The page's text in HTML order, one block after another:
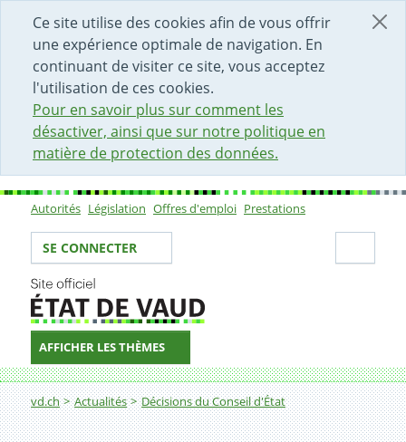
Ce site utilise des cookies afin de vous offrir
une expérience optimale de navigation. En
continuant de visiter ce site, vous acceptez
l'utilisation de ces cookies.
Pour en savoir plus sur comment les
désactiver, ainsi que sur notre politique en
matière de protection des données.
DÉBUT DU CONTENU DE LA PAGE
ACCÈS AU CHAMP DE RECHERCHE
PAGE D'ACCUEIL
FORMULAIRE DE CONTACT
Sous-navigation
Autorités Législation Offres d'emploi Prestations
Votre identité
SE CONNECTER
AFFICHER LES THÈMES
Fil d'Ariane
vd.ch Actualités Décisions du Conseil d'État
Décision